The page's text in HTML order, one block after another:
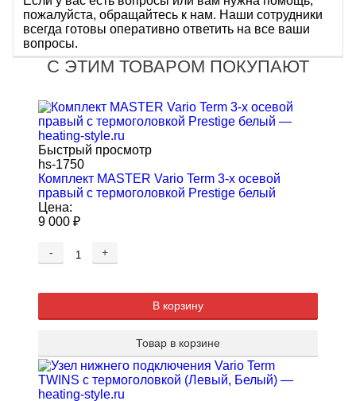
пожалуйста, обращайтесь к нам. Наши сотрудники
всегда готовы оперативно ответить на все ваши
вопросы.
С ЭТИМ ТОВАРОМ ПОКУПАЮТ
Быстрый просмотр
hs-1750
Комплект MASTER Vario Term 3-х осевой
правый c термоголовкой Prestige белый
Цена:
9 000 ₽
- +
В корзину
Товар в корзине